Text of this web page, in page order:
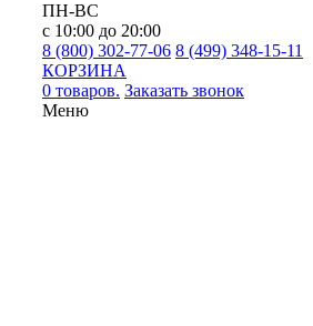
ПН-ВС
с 10:00 до 20:00
8 (800) 302-77-06 8 (499) 348-15-11
КОРЗИНА
0 товаров. Заказать звонок
Меню